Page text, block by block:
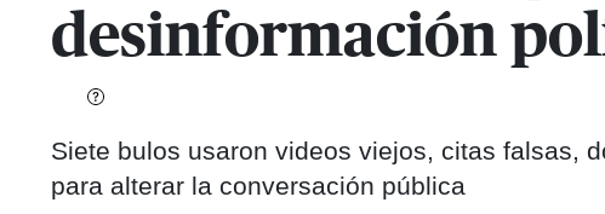
desinformación
Siete bulos usaron videos viejos, citas falsas,
para alterar la conversación pública